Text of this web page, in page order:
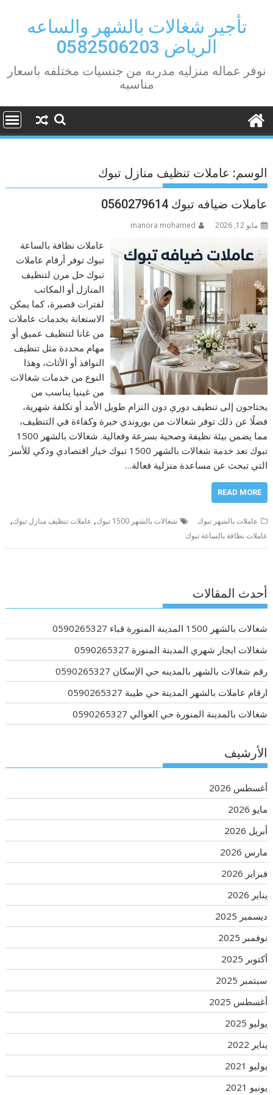
contentتأجير شغالات بالشهر والساعه
الرياض 0582506203
نوفر عماله منزليه مدربه من جنسيات مختلفه باسعار
مناسبه
الوسم: عاملات تنظيف منازل تبوك
عاملات ضيافه تبوك 0560279614
مايو 12, 2026 manora mohamed
عاملات نظافة بالساعة
تبوك توفر أرقام عاملات
تبوك حل مرن لتنظيف
المنازل أو المكاتب
لفترات قصيرة، كما يمكن
الاستعانة بخدمات عاملات
من غانا لتنظيف عميق أو
مهام محددة مثل تنظيف
النوافذ أو الأثاث، وهذا
النوع من خدمات شغالات
من غينيا يناسب من
يحتاجون إلى تنظيف دوري دون التزام طويل الأمد أو تكلفة شهرية،
فضلًا عن ذلك توفر شغالات من بوروندي خبرة وكفاءة في التنظيف،
مما يضمن بيئة نظيفة وصحية بسرعة وفعالية. شغالات بالشهر 1500
تبوك تعد خدمة شغالات بالشهر 1500 تبوك خيار اقتصادي وذكي للأسر
التي تبحث عن مساعدة منزلية فعالة…
READ MORE
عاملات بالشهر تبوك شغالات بالشهر 1500 تبوك , عاملات تنظيف منازل تبوك,
عاملات نظافة بالساعة تبوك
أحدث المقالات
شغالات بالشهر 1500 المدينة المنورة قباء 0590265327
شغالات ايجار شهري المدينة المنورة 0590265327
رقم شغالات بالشهر بالمدينه حي الإسكان 0590265327
ارقام عاملات بالشهر المدينة حي طيبة 0590265327
شغالات بالمدينة المنورة حي العوالي 0590265327
الأرشيف
أغسطس 2026
مايو 2026
أبريل 2026
مارس 2026
فبراير 2026
يناير 2026
ديسمبر 2025
نوفمبر 2025
أكتوبر 2025
سبتمبر 2025
أغسطس 2025
يوليو 2025
يناير 2022
يوليو 2021
يونيو 2021